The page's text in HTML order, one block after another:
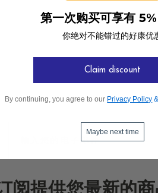
阅提供您最新的
第一次购买可享有
你绝对不能错过的好康优
Claim discount
By continuing, you agree to our Privacy Policy
Maybe next time